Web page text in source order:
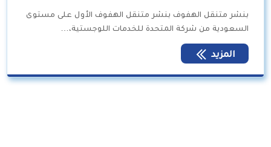
بنشر متنقل الهفوف بنشر متنقل الهفوف الأول على مستوى
السعودية من شركة المتحدة للخدمات اللوجستية،…
المزيد